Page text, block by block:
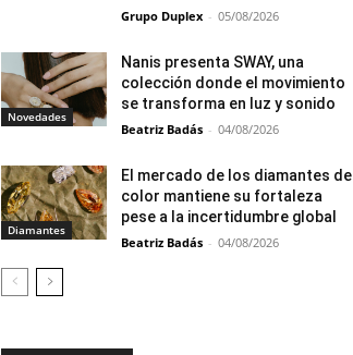
Grupo Duplex - 05/08/2026
Novedades
Nanis presenta SWAY, una
colección donde el movimiento
se transforma en luz y sonido
Beatriz Badás - 04/08/2026
Diamantes
El mercado de los diamantes de
color mantiene su fortaleza
pese a la incertidumbre global
Beatriz Badás - 04/08/2026